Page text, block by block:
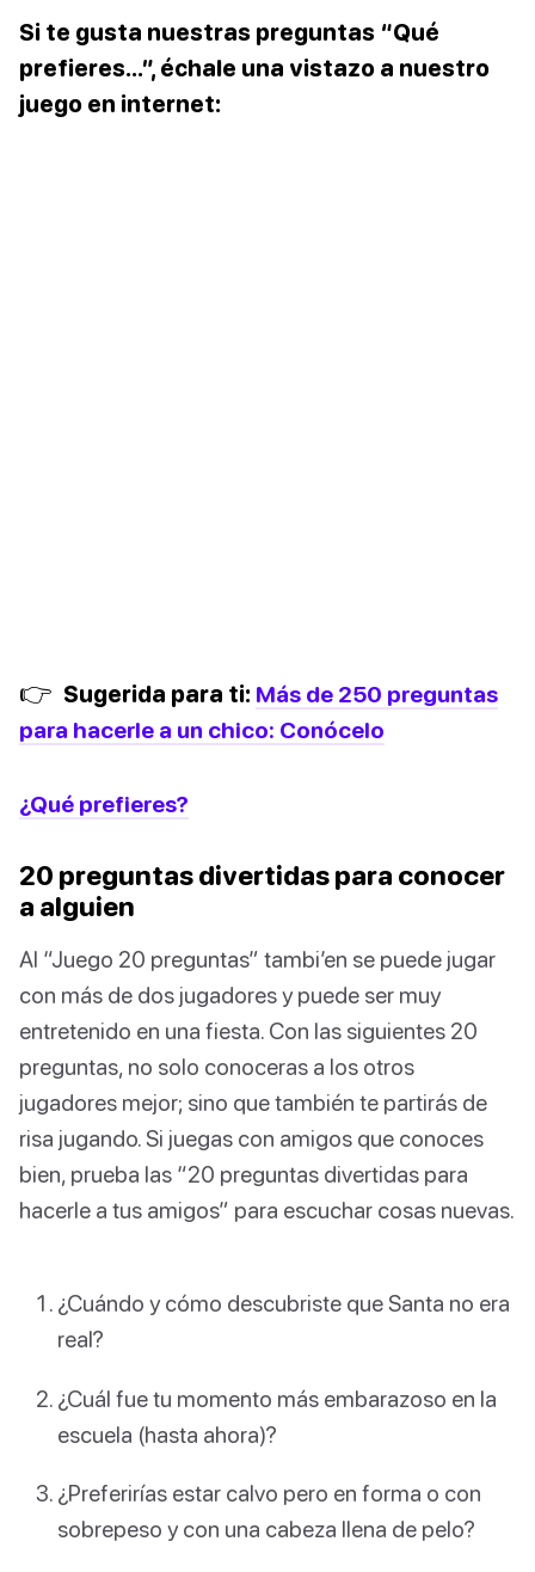
Si te gusta nuestras preguntas “Qué
prefieres…”, échale una vistazo a nuestro
juego en internet:
👉 Sugerida para ti: Más de 250 preguntas
para hacerle a un chico: Conócelo
¿Qué prefieres?
20 preguntas divertidas para conocer
a alguien
Al “Juego 20 preguntas” tambi’en se puede jugar
con más de dos jugadores y puede ser muy
entretenido en una fiesta. Con las siguientes 20
preguntas, no solo conoceras a los otros
jugadores mejor; sino que también te partirás de
risa jugando. Si juegas con amigos que conoces
bien, prueba las “20 preguntas divertidas para
hacerle a tus amigos” para escuchar cosas nuevas.
¿Cuándo y cómo descubriste que Santa no era
real?
¿Cuál fue tu momento más embarazoso en la
escuela (hasta ahora)?
¿Preferirías estar calvo pero en forma o con
sobrepeso y con una cabeza llena de pelo?